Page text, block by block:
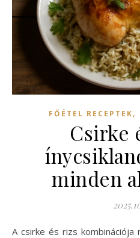
FŐÉTEL RECEPTEK,
Csirke
minden
A csirke és rizs kombinációja már régóta népszerű étel a